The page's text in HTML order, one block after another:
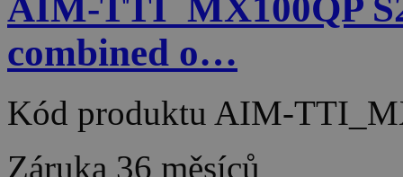
combined o…
Kód produktu AIM-
Záruka 36 měsíců